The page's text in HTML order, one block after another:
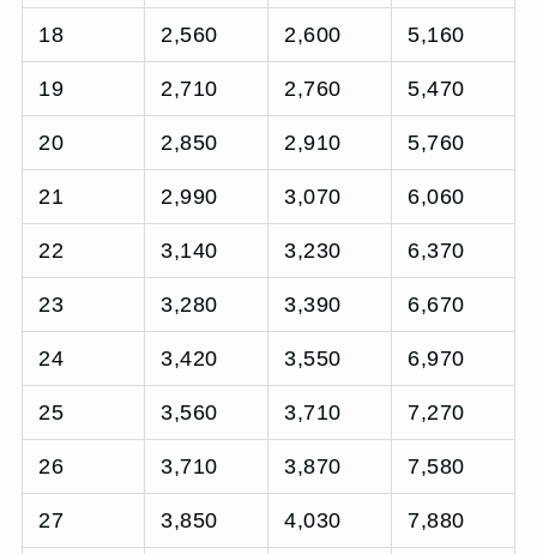
18 2,560 2,600 5,160
19 2,710 2,760 5,470
20 2,850 2,910 5,760
21 2,990 3,070 6,060
22 3,140 3,230 6,370
23 3,280 3,390 6,670
24 3,420 3,550 6,970
25 3,560 3,710 7,270
26 3,710 3,870 7,580
27 3,850 4,030 7,880